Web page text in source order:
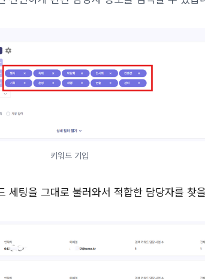
키워드 기입
세팅을 그대로 불러와서 적합한 담당자를 찾